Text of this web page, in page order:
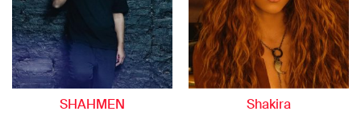
SHAHMEN Shakira